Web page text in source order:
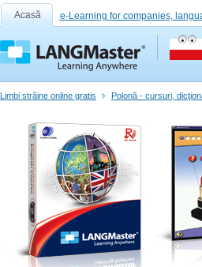
Acasă e-Learning for companies,
Limbi străine online gratis Polonă - cursuri,